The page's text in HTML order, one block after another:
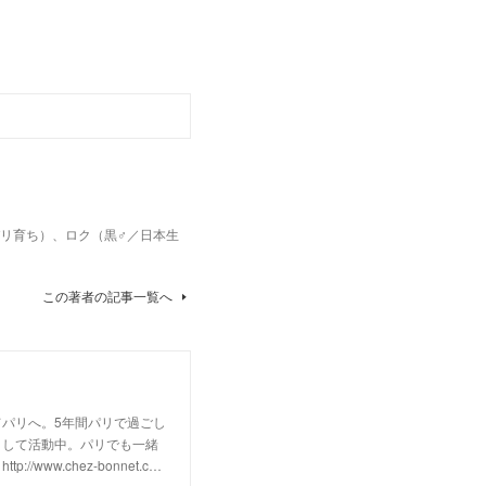
育ち）、ロク（黒♂／日本生
この著者の記事一覧へ
リへ。5年間パリで過ごし
て活動中。パリでも一緒
www.chez-bonnet.c…